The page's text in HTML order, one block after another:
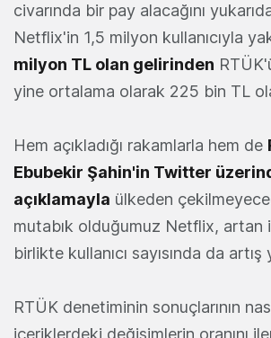
civarında bir pay alacağını
Netflix'in 1,5 milyon kullanıcıyla
milyon TL olan gelirinden
yine ortalama olarak 225 bin TL
Hem açıkladığı rakamlarla hem de
Ebubekir Şahin'in Twitter
açıklamayla ülkeden
mutabık olduğumuz Netflix, artan
birlikte kullanıcı sayısında da artış
RTÜK denetiminin sonuçlarının
içeriklerdeki değişimlerin oranını